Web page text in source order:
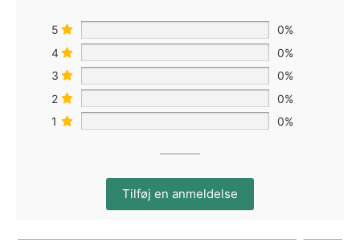
5
0%
4
0%
3
0%
2
0%
1
0%
Tilføj en anmeldelse